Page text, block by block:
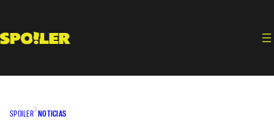
contenido
SPOILER NOTICIAS